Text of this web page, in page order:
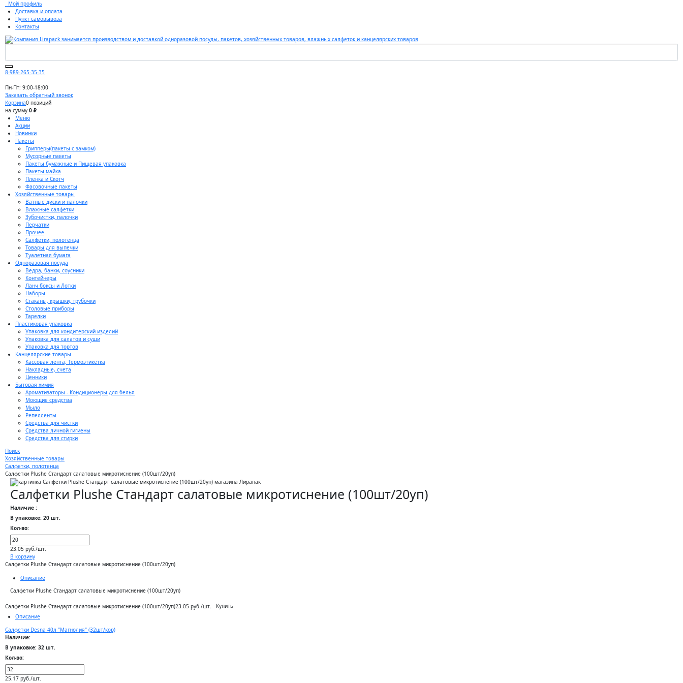
Мой профиль
Доставка и оплата
Пункт самовывоза
Контакты
8-989-265-35-35
Пн-Пт: 9:00-18:00
Заказать обратный звонок
Корзина0 позиций
на сумму 0 ₽
Меню
Акции
Новинки
Пакеты
Грипперы(пакеты с замком)
Мусорные пакеты
Пакеты бумажные и Пищевая упаковка
Пакеты майка
Пленка и Скотч
Фасовочные пакеты
Хозяйственные товары
Ватные диски и палочки
Влажные салфетки
Зубочистки, палочки
Перчатки
Прочее
Салфетки, полотенца
Товары для выпечки
Туалетная бумага
Одноразовая посуда
Ведра, банки, соусники
Контейнеры
Ланч боксы и Лотки
Наборы
Стаканы, крышки, трубочки
Столовые приборы
Тарелки
Пластиковая упаковка
Упаковка для кондитерский изделий
Упаковка для салатов и суши
Упаковка для тортов
Канцелярские товары
Кассовая лента, Термоэтикетка
Накладные, счета
Ценники
Бытовая химия
Ароматизаторы - Кондиционеры для белья
Моющие средства
Мыло
Репелленты
Средства для чистки
Средства личной гигиены
Средства для стирки
Поиск
Хозяйственные товары
Салфетки, полотенца
Салфетки Plushe Стандарт салатовые микротиснение (100шт/20уп)
Салфетки Plushe Стандарт салатовые микротиснение (100шт/20уп)
Наличие :
В упаковке: 20 шт.
Кол-во:
23.05 руб./шт.
В корзину
Салфетки Plushe Стандарт салатовые микротиснение (100шт/20уп)
Описание
Салфетки Plushe Стандарт салатовые микротиснение (100шт/20уп)
Салфетки Plushe Стандарт салатовые микротиснение (100шт/20уп)23.05 руб./шт.
Купить
Описание
Салфетки Desna 40л "Магнолия" (32шт/кор)
Наличие:
В упаковке: 32 шт.
Кол-во:
25.17 руб./шт.